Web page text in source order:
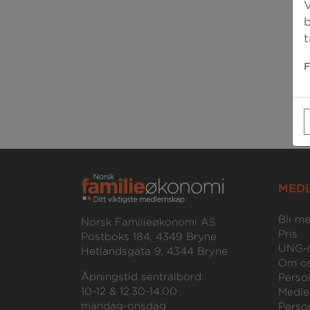
Norsk Familieøkonomi AS
Postboks 184, 4349 Bryne
Hetlandsgata 9, 4344 Bryne
Åpningstid sentralbord:
10-12 & 12.30-14.00
mandag-onsdag
Bli
Pris
Om